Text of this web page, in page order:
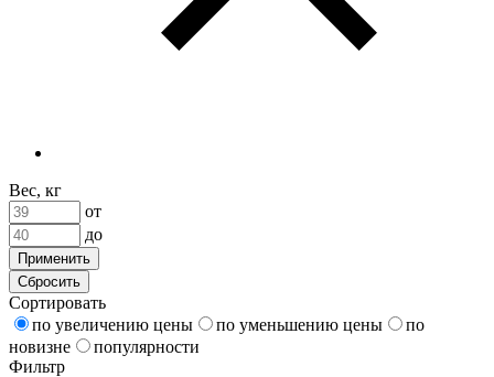
Вес, кг
от
до
Применить
Сбросить
Сортировать
по увеличению цены
по уменьшению цены
по
новизне
популярности
Фильтр